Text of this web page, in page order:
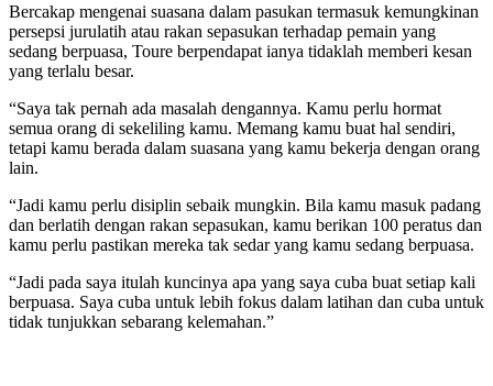
Bercakap mengenai suasana dalam pasukan termasuk kemungkinan
persepsi jurulatih atau rakan sepasukan terhadap pemain yang
sedang berpuasa, Toure berpendapat ianya tidaklah memberi kesan
yang terlalu besar.
“Saya tak pernah ada masalah dengannya. Kamu perlu hormat
semua orang di sekeliling kamu. Memang kamu buat hal sendiri,
tetapi kamu berada dalam suasana yang kamu bekerja dengan orang
lain.
“Jadi kamu perlu disiplin sebaik mungkin. Bila kamu masuk padang
dan berlatih dengan rakan sepasukan, kamu berikan 100 peratus dan
kamu perlu pastikan mereka tak sedar yang kamu sedang berpuasa.
“Jadi pada saya itulah kuncinya apa yang saya cuba buat setiap kali
berpuasa. Saya cuba untuk lebih fokus dalam latihan dan cuba untuk
tidak tunjukkan sebarang kelemahan.”